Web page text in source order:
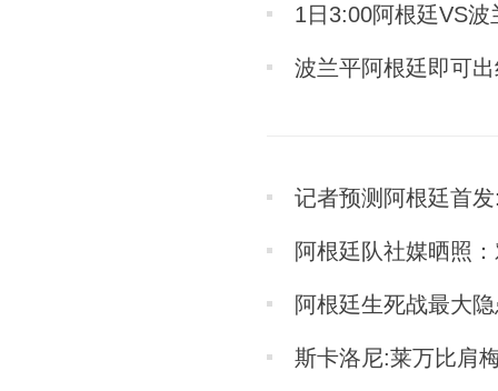
1日3:00阿根廷VS
波兰平阿根廷即可
记者预测阿根廷首
阿根廷队社媒晒照
阿根廷生死战最大
斯卡洛尼:莱万比肩